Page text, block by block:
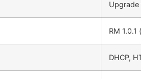
RM
DHCP,